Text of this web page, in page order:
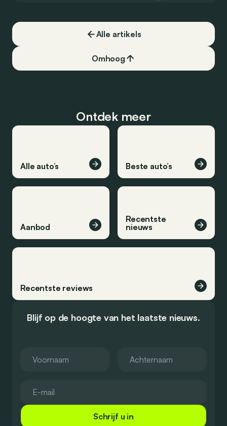
Alle artikels
Omhoog
Ontdek meer
Alle auto’s Beste auto’s
Aanbod
Recentste
nieuws
Recentste reviews
Blijf op de hoogte van het laatste nieuws.
Schrijf u in